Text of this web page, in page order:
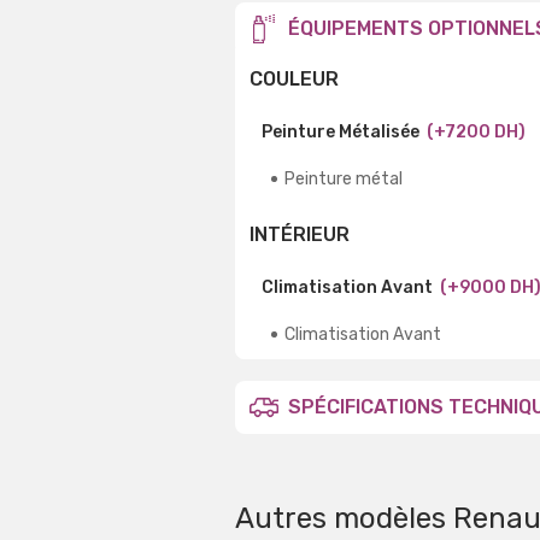
ÉQUIPEMENTS
COULEUR
Peinture Métalisée (+7200 DH)
Peinture métal
INTÉRIEUR
Climatisation Avant (+9000 DH)
Climatisation Avant
SPÉCIFICATIONS
Autres modèles